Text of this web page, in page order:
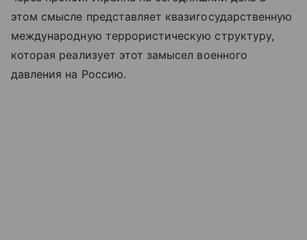
этом смысле представляет квазигосударственную
международную террористическую структуру,
которая реализует этот замысел военного
давления на Россию.